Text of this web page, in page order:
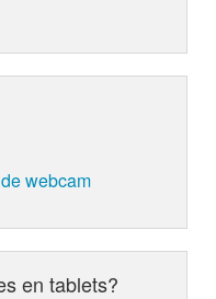
webcam
en tablets?